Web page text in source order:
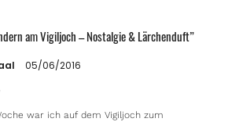
am Vigiljoch – Nostalgie & Lärchenduft”
05/06/2016
war ich auf dem Vigiljoch zum